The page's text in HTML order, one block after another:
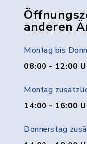
anderen
Montag bis
08:00 - 12:00
Montag
14:00 - 16:00
Donnerstag